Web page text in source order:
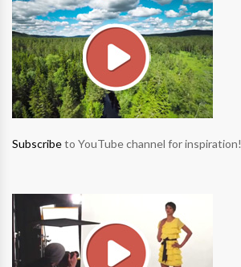
Subscribeto YouTube channel for inspiration!